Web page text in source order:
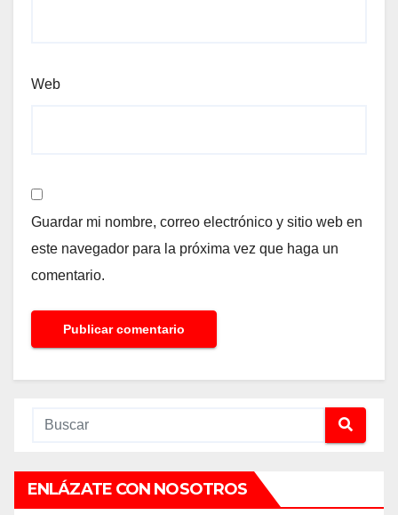
Web
Guardar mi nombre, correo electrónico y sitio web en
este navegador para la próxima vez que haga un
comentario.
ENLÁZATE CON NOSOTROS